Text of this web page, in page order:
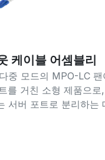
케이블 어셈블리
중 모드의 MPO-LC 팬
를 거친 소형 제품으
서버 포트로 분리하는